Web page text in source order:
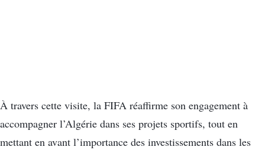
À travers cette visite, la FIFA réaffirme son engagement à
accompagner l’Algérie dans ses projets sportifs, tout en
mettant en avant l’importance des investissements dans les